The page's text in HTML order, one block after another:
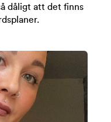
dåligt att det finns